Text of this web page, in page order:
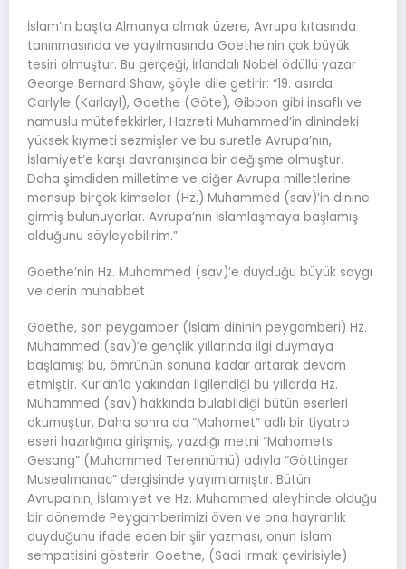
İslam’ın başta Almanya olmak üzere, Avrupa kıtasında
tanınmasında ve yayılmasında Goethe’nin çok büyük
tesiri olmuştur. Bu gerçeği, İrlandalı Nobel ödüllü yazar
George Bernard Shaw, şöyle dile getirir: “19. asırda
Carlyle (Karlayl), Goethe (Göte), Gibbon gibi insaflı ve
namuslu mütefekkirler, Hazreti Muhammed’in dinindeki
yüksek kıymeti sezmişler ve bu suretle Avrupa’nın,
İslamiyet’e karşı davranışında bir değişme olmuştur.
Daha şimdiden milletime ve diğer Avrupa milletlerine
mensup birçok kimseler (Hz.) Muhammed (sav)’in dinine
girmiş bulunuyorlar. Avrupa’nın İslamlaşmaya başlamış
olduğunu söyleyebilirim.”
Goethe’nin Hz. Muhammed (sav)’e duyduğu büyük saygı
ve derin muhabbet
Goethe, son peygamber (İslam dininin peygamberi) Hz.
Muhammed (sav)’e gençlik yıllarında ilgi duymaya
başlamış; bu, ömrünün sonuna kadar artarak devam
etmiştir. Kur’an’la yakından ilgilendiği bu yıllarda Hz.
Muhammed (sav) hakkında bulabildiği bütün eserleri
okumuştur. Daha sonra da “Mahomet” adlı bir tiyatro
eseri hazırlığına girişmiş, yazdığı metni “Mahomets
Gesang” (Muhammed Terennümü) adıyla “Göttinger
Musealmanac” dergisinde yayımlamıştır. Bütün
Avrupa’nın, İslamiyet ve Hz. Muhammed aleyhinde olduğu
bir dönemde Peygamberimizi öven ve ona hayranlık
duyduğunu ifade eden bir şiir yazması, onun İslam
sempatisini gösterir. Goethe, (Sadi Irmak çevirisiyle)